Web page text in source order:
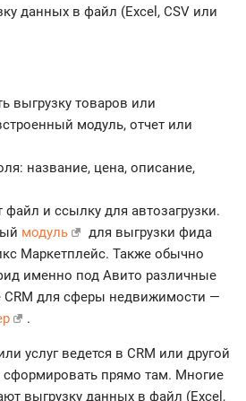
данных в файл (Excel, CSV или
выгрузку товаров или
модуль, отчет или
название, цена, описание,
и ссылку для автозагрузки.
модуль
для выгрузки фида
Маркетплейс. Также обычно
именно под Авито различные
для сферы недвижимости —
.